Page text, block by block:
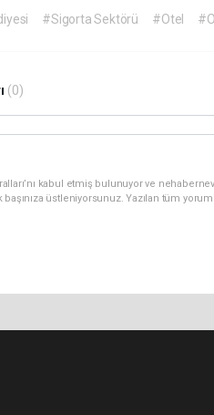
#Sigorta Sektörü #Otel
(0)
kabul etmiş bulunuyor ve
başınıza üstleniyorsunuz. Yazılan tüm